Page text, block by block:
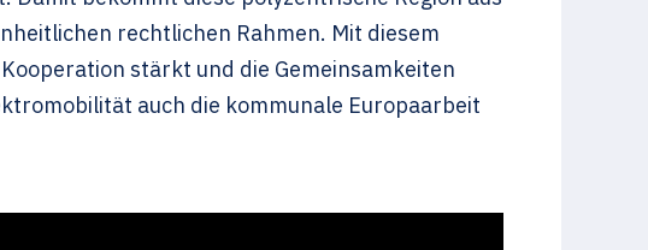
rechtlichen Rahmen. Mit diesem
stärkt und die Gemeinsamkeiten
auch die kommunale Europaarbeit